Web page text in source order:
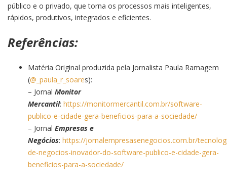
público e o privado, que torna os processos mais inteligentes,
rápidos, produtivos, integrados e eficientes.
Referências:
Matéria Original produzida pela Jornalista Paula Ramagem
(@_paula_r_soares):
– Jornal Monitor
Mercantil: https://monitormercantil.com.br/software-
publico-e-cidade-gera-beneficios-para-a-sociedade/
– Jornal Empresas e
Negócios: https://jornalempresasenegocios.com.br/
de-negocios-inovador-do-software-publico-e-cidade-gera-
beneficios-para-a-sociedade/